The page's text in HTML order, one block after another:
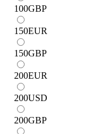
100GBP
150EUR
150GBP
200EUR
200USD
200GBP